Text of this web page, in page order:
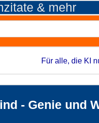
& mehr
Für alle, die KI
- Genie und